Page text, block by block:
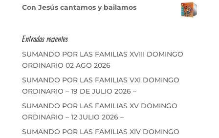
Con Jesús cantamos y bailamos
Entradas recientes
SUMANDO POR LAS FAMILIAS XVIII DOMINGO
ORDINARIO 02 AGO 2026
SUMANDO POR LAS FAMILIAS VXI DOMINGO
ORDINARIO – 19 DE JULIO 2026 –
SUMANDO POR LAS FAMILIAS XV DOMINGO
ORDINARIO – 12 JULIO 2026 –
SUMANDO POR LAS FAMILIAS XIV DOMINGO